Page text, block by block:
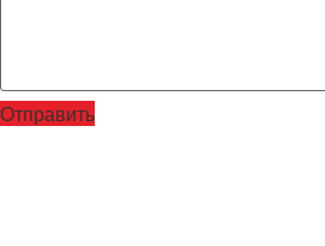
Отправить